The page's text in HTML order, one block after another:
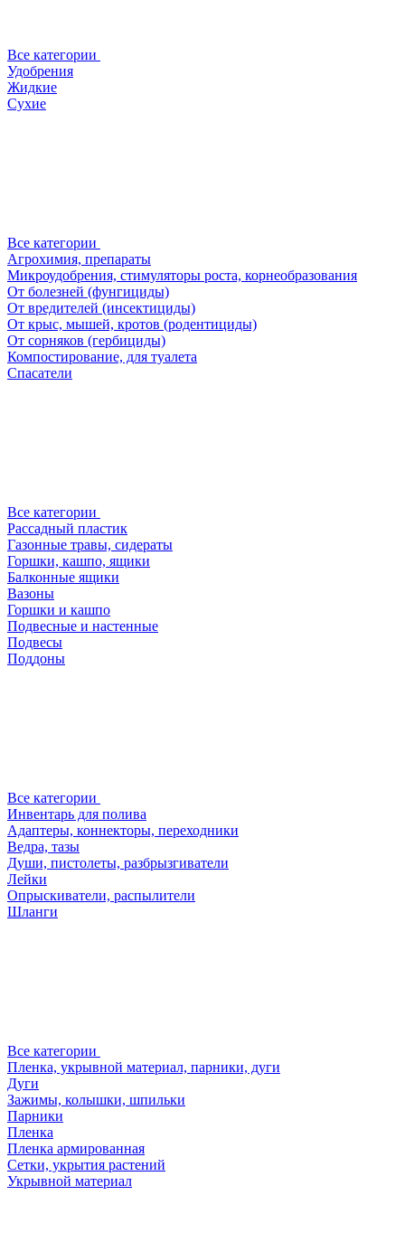
Все категории
Удобрения
Жидкие
Сухие
Все категории
Агрохимия, препараты
Микроудобрения, стимуляторы роста, корнеобразования
От болезней (фунгициды)
От вредителей (инсектициды)
От крыс, мышей, кротов (родентициды)
От сорняков (гербициды)
Компостирование, для туалета
Спасатели
Все категории
Рассадный пластик
Газонные травы, сидераты
Горшки, кашпо, ящики
Балконные ящики
Вазоны
Горшки и кашпо
Подвесные и настенные
Подвесы
Поддоны
Все категории
Инвентарь для полива
Адаптеры, коннекторы, переходники
Ведра, тазы
Души, пистолеты, разбрызгиватели
Лейки
Опрыскиватели, распылители
Шланги
Все категории
Пленка, укрывной материал, парники, дуги
Дуги
Зажимы, колышки, шпильки
Парники
Пленка
Пленка армированная
Сетки, укрытия растений
Укрывной материал